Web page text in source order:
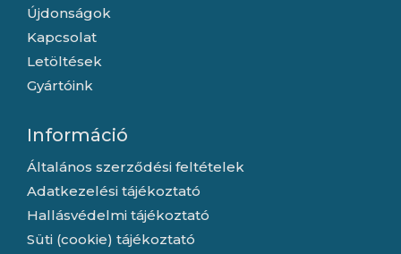
Újdonságok
Kapcsolat
Letöltések
Gyártóink
Információ
Általános szerződési feltételek
Adatkezelési tájékoztató
Hallásvédelmi tájékoztató
Süti (cookie) tájékoztató